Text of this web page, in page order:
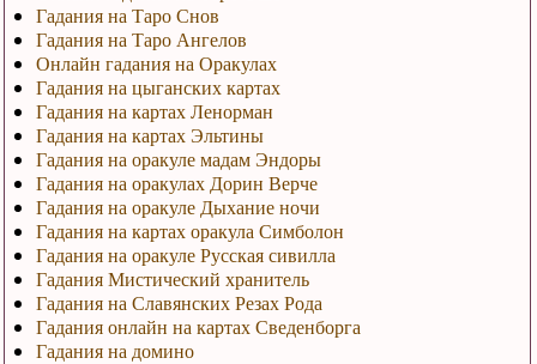
Гадания на Таро Снов
Гадания на Таро Ангелов
Онлайн гадания на Оракулах
Гадания на цыганских картах
Гадания на картах Ленорман
Гадания на картах Эльтины
Гадания на оракуле мадам Эндоры
Гадания на оракулах Дорин Верче
Гадания на оракуле Дыхание ночи
Гадания на картах оракула Симболон
Гадания на оракуле Русская сивилла
Гадания Мистический хранитель
Гадания на Славянских Резах Рода
Гадания онлайн на картах Сведенборга
Гадания на домино